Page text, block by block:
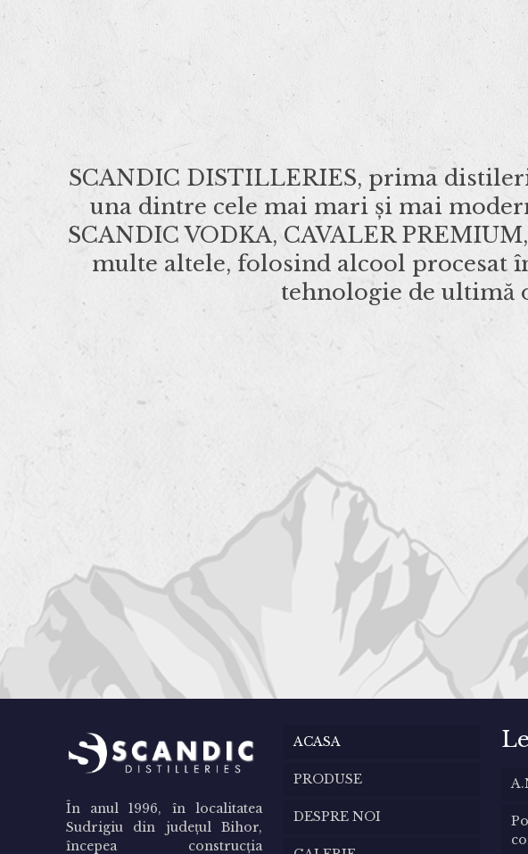
SCANDIC DISTILLERIES, prima
una dintre cele mai mari și mai
SCANDIC VODKA, CAVALER
multe altele, folosind alcool procesat
tehnologie de ultimă
În anul 1996, în localitatea
Sudrigiu din judeţul Bihor,
începea construcţia
ACASA
PRODUSE
DESPRE NOI